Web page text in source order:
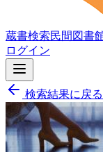
蔵書検索民間図書
ログイン
検索結果に戻る